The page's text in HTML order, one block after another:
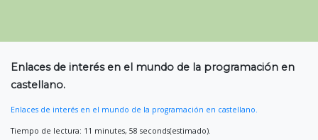
Enlaces de interés en el mundo de la programación en
castellano.
Enlaces de interés en el mundo de la programación en castellano.
Tiempo de lectura: 11 minutes, 58 seconds(estimado).